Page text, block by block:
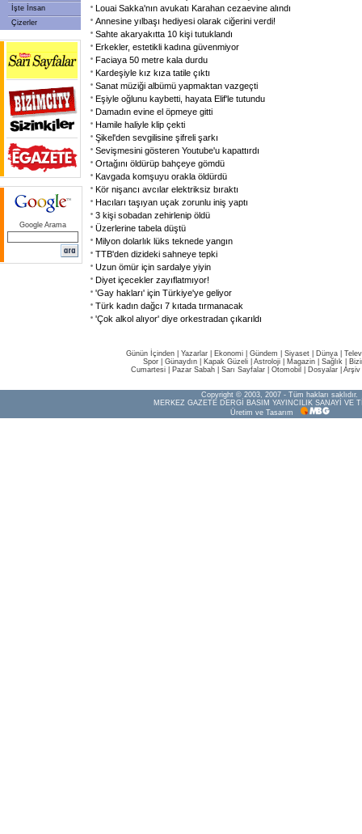
İşte İnsan
Çizerler
Google Arama
Louai Sakka'nın avukatı Karahan cezaevine alındı
Annesine yılbaşı hediyesi olarak ciğerini verdi!
Sahte akaryakıtta 10 kişi tutuklandı
Erkekler, estetikli kadına güvenmiyor
Faciaya 50 metre kala durdu
Kardeşiyle kız kıza tatile çıktı
Sanat müziği albümü yapmaktan vazgeçti
Eşiyle oğlunu kaybetti, hayata Elif'le tutundu
Damadın evine el öpmeye gitti
Hamile haliyle klip çekti
Şikel'den sevgilisine şifreli şarkı
Sevişmesini gösteren Youtube'u kapattırdı
Ortağını öldürüp bahçeye gömdü
Kavgada komşuyu orakla öldürdü
Kör nişancı avcılar elektriksiz bıraktı
Hacıları taşıyan uçak zorunlu iniş yaptı
3 kişi sobadan zehirlenip öldü
Üzerlerine tabela düştü
Milyon dolarlık lüks teknede yangın
TTB'den dizideki sahneye tepki
Uzun ömür için sardalye yiyin
Diyet içecekler zayıflatmıyor!
'Gay hakları' için Türkiye'ye geliyor
Türk kadın dağcı 7 kıtada tırmanacak
'Çok alkol alıyor' diye orkestradan çıkarıldı
Günün İçinden Yazarlar Ekonomi Gündem Siyaset Dünya |
Spor
Günaydın Kapak Güzeli Astroloji Magazin Sağlık
Cumartesi
Pazar Sabah Sarı Sayfalar Otomobil Dosyalar Arşiv
Copyright © 2003, 2007 - Tüm hakları saklıdır.
MERKEZ GAZETE DERGİ BASIM YAYINCILIK SANAYİ VE
Üretim ve Tasarım